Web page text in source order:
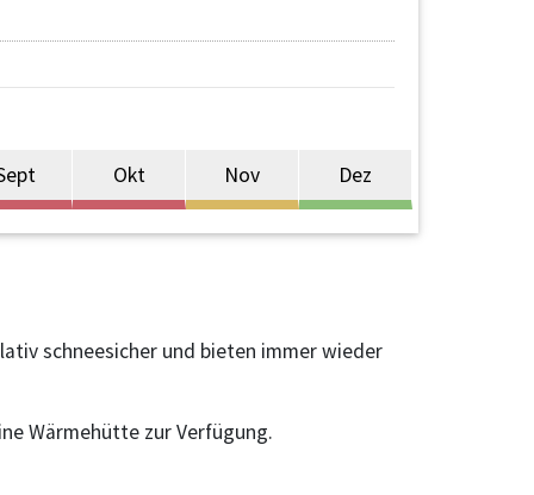
Okt Nov Dez
schneesicher und bieten immer wieder
Wärmehütte zur Verfügung.